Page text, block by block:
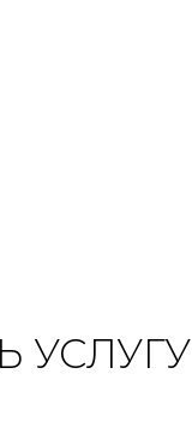
УСЛУГУ